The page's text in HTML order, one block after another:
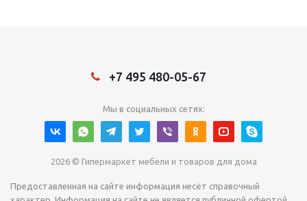
+7 495 480-05-67
Мы в социальных сетях:
2026 © Гипермаркет мебели и товаров для дома
Предоставленная на сайте информация несёт справочный